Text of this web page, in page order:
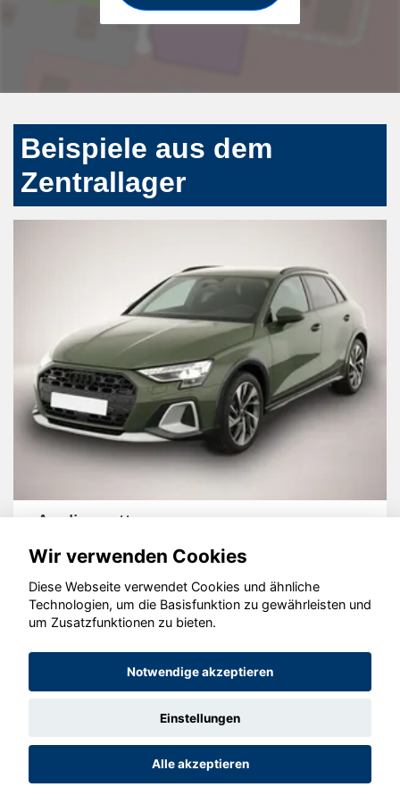
Beispiele aus dem
Zentrallager
Audi quattro
© konjunkturmotor.de GmbH 2020 - 2026
Wir verwenden Cookies
Diese Webseite verwendet Cookies und ähnliche
Technologien, um die Basisfunktion zu gewährleisten und
um Zusatzfunktionen zu bieten.
Notwendige akzeptieren
Einstellungen
Alle akzeptieren